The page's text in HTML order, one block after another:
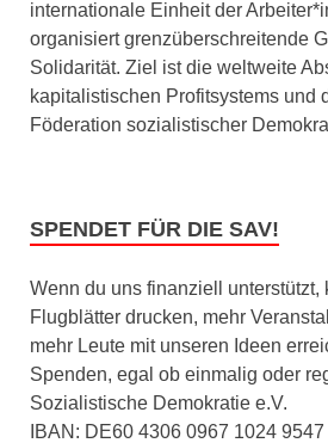
internationale Einheit der
organisiert grenzüberschreitende
Solidarität. Ziel ist die weltweite
kapitalistischen Profitsystems und
Föderation sozialistischer
SPENDET FÜR DIE SAV!
Wenn du uns finanziell unterstützt,
Flugblätter drucken, mehr
mehr Leute mit unseren Ideen
Spenden, egal ob einmalig oder
Sozialistische Demokratie e.V.
IBAN: DE60 4306 0967 1024